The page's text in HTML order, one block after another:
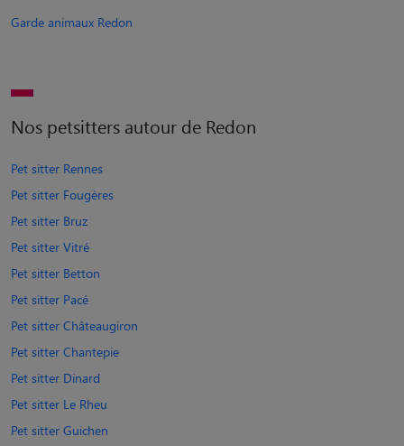
Garde animaux Redon
Nos petsitters autour de Redon
Pet sitter Rennes
Pet sitter Fougères
Pet sitter Bruz
Pet sitter Vitré
Pet sitter Betton
Pet sitter Pacé
Pet sitter Châteaugiron
Pet sitter Chantepie
Pet sitter Dinard
Pet sitter Le Rheu
Pet sitter Guichen